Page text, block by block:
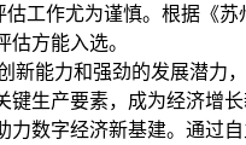
工作尤为谨慎。根据《
方能入选。
能力和强劲的发展潜力
生产要素，成为经济增
数字经济新基建。通过